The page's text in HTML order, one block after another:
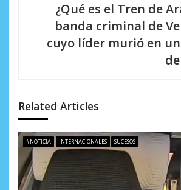
e
e
n
t
¿Qué es el Tren de
banda criminal de
cuyo líder murió en
Related Articles
#NOTICIA INTERNACIONALES SUCESOS